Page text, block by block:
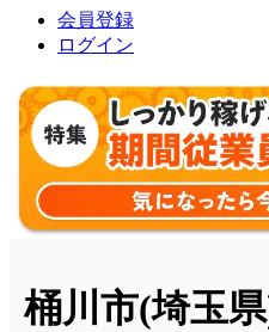
会員登録
ログイン
桶川市(埼玉